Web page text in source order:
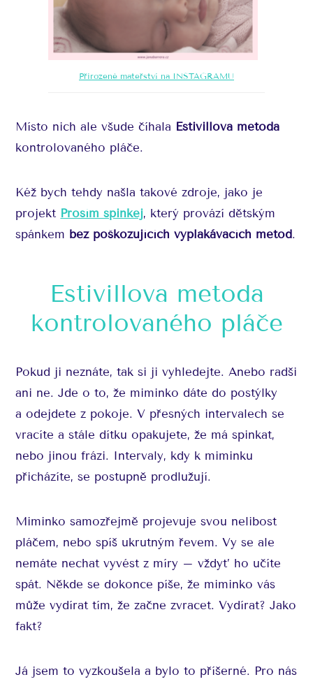
Přirozené mateřství na INSTAGRAMU
Místo nich ale všude číhala Estivillova metoda
kontrolovaného pláče.
Kéž bych tehdy našla takové zdroje, jako je
projekt Prosím spinkej, který provází dětským
spánkem bez poškozujících vyplakávacích metod.
Estivillova metoda
kontrolovaného pláče
Pokud ji neznáte, tak si ji vyhledejte. Anebo radši
ani ne. Jde o to, že miminko dáte do postýlky
a odejdete z pokoje. V přesných intervalech se
vracíte a stále dítku opakujete, že má spinkat,
nebo jinou frázi. Intervaly, kdy k miminku
přicházíte, se postupně prodlužují.
Miminko samozřejmě projevuje svou nelibost
pláčem, nebo spíš ukrutným řevem. Vy se ale
nemáte nechat vyvést z míry – vždyť ho učíte
spát. Někde se dokonce píše, že miminko vás
může vydírat tím, že začne zvracet. Vydírat? Jako
fakt?
Já jsem to vyzkoušela a bylo to příšerné. Pro nás